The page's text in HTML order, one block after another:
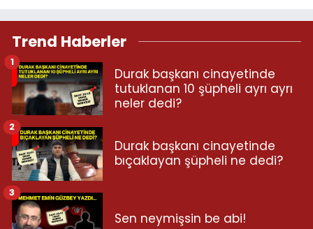
Trend Haberler
Durak başkanı cinayetinde
tutuklanan 10 şüpheli ayrı ayrı
neler dedi?
1
Durak başkanı cinayetinde
bıçaklayan şüpheli ne dedi?
2
Sen neymişsin be abi!
3